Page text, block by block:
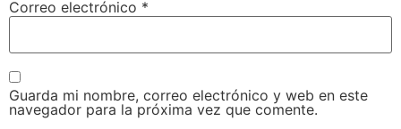
Correo electrónico *
Guarda mi nombre, correo electrónico y web en este
navegador para la próxima vez que comente.